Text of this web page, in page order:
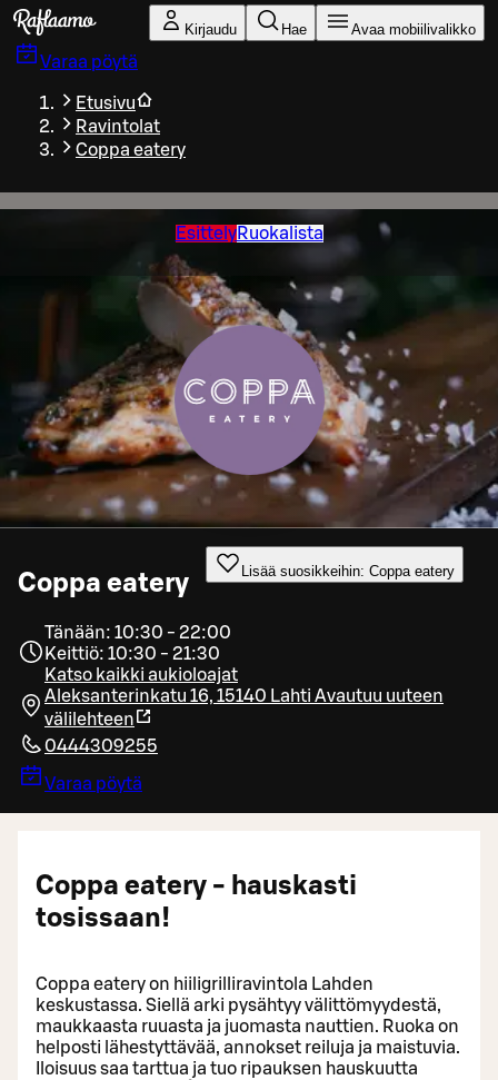
Siirry pääsisältöön
Kirjaudu Hae Avaa mobiilivalikko
Varaa pöytä
Etusivu
Ravintolat
Coppa eatery
EsittelyRuokalista
Coppa eatery Lisää suosikkeihin: Coppa eatery
Tänään: 10:30 - 22:00
Keittiö: 10:30 - 21:30
Katso kaikki aukioloajat
Aleksanterinkatu 16, 15140 Lahti Avautuu uuteen
välilehteen
0444309255
Varaa pöytä
Coppa eatery - hauskasti
tosissaan!
Coppa eatery on hiiligrilliravintola Lahden
keskustassa. Siellä arki pysähtyy välittömyydestä,
maukkaasta ruuasta ja juomasta nauttien. Ruoka on
helposti lähestyttävää, annokset reiluja ja maistuvia.
Iloisuus saa tarttua ja tuo ripauksen hauskuutta